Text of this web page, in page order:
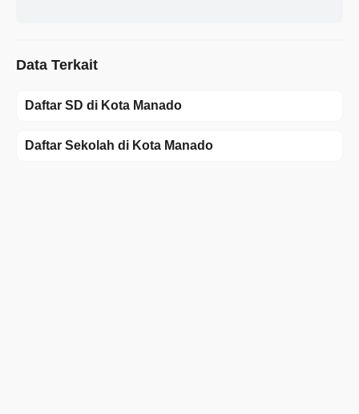
Data Terkait
Daftar SD di Kota Manado
Daftar Sekolah di Kota Manado